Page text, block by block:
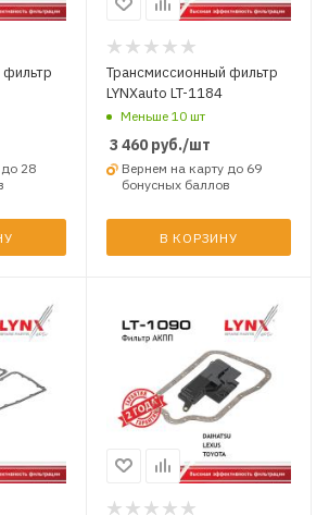
28
Трансмиссионный фильтр
LYNXauto LT-1184
Меньше 10 шт
3 460руб./шт
Вернем на карту до 69
бонусных баллов
В КОРЗИНУ